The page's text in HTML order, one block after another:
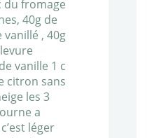
du fromage
40g de
vanillé , 40g
vanille 1 c
citron sans
les 3
a
léger